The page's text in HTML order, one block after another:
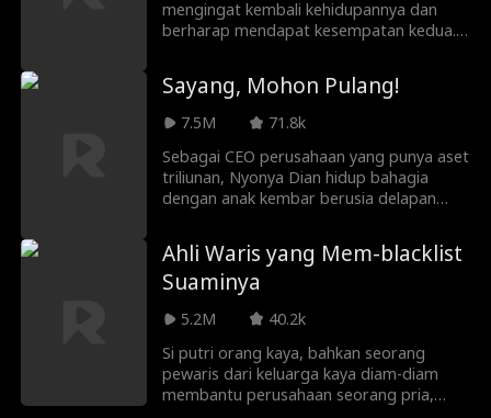
mengingat kembali kehidupannya dan
berharap mendapat kesempatan kedua.
gagal Antonia Lavigne Fontaine, di mana
dia memiliki kesempatan lain untuk
memperbaiki kesalahan masa lalu dan
menemukan cinta yang bertahan
sepanjang waktu… jika penjahat yang
menghantuinya tidak melakukannya.
Sayang, Mohon Pulang!
7.5M
71.8k
Sebagai CEO perusahaan yang punya aset
triliunan, Nyonya Dian hidup bahagia
dengan anak kembar berusia delapan
Semuanya berubah ketika sekretarisnya,
Joni, menculik Stevi yang dia sangka
Denny. Karena takut tertangkap, Joni
menelantarkan Stevi dan Stevi diadopsi
oleh Niko. Stevi tumbuh dengan nama Lili.
Sepuluh tahun kemudian, Lili dan Denny
berada di SMA yang sama. Tanpa Denny
ketahui, dia dan teman-temannya
Ahli Waris yang Mem-blacklist
Suaminya
5.2M
40.2k
Si putri orang kaya, bahkan seorang
pewaris dari keluarga kaya diam-diam
membantu perusahaan seorang pria,